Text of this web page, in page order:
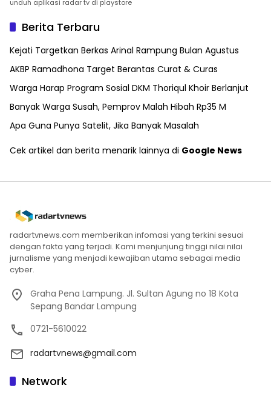
unduh aplikasi radar tv di playstore
Berita Terbaru
Kejati Targetkan Berkas Arinal Rampung Bulan Agustus
AKBP Ramadhona Target Berantas Curat & Curas
Warga Harap Program Sosial DKM Thoriqul Khoir Berlanjut
Banyak Warga Susah, Pemprov Malah Hibah Rp35 M
Apa Guna Punya Satelit, Jika Banyak Masalah
Cek artikel dan berita menarik lainnya di Google News
radartvnews.com memberikan infomasi yang terkini sesuai
dengan fakta yang terjadi. Kami menjunjung tinggi nilai nilai
jurnalisme yang menjadi kewajiban utama sebagai media
cyber.
Graha Pena Lampung. Jl. Sultan Agung no 18 Kota
Sepang Bandar Lampung
0721-5610022
radartvnews@gmail.com
Network